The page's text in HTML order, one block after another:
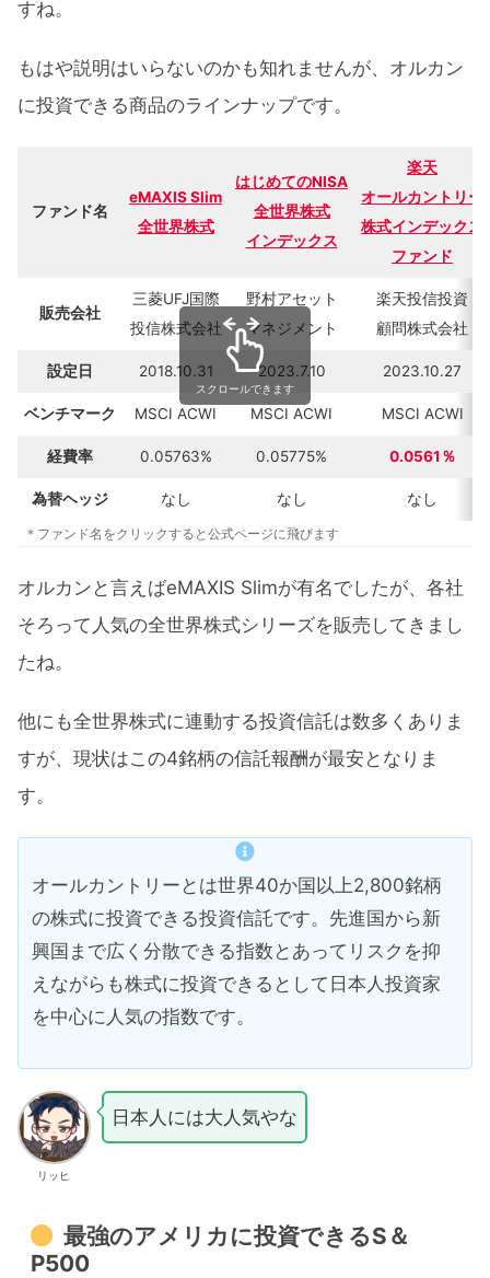
すね。
もはや説明はいらないのかも知れませんが、オルカン
に投資できる商品のラインナップです。
ファンド名
eMAXIS Slim
全世界株式
はじめてのNISA
全世界株式
インデックス
楽天
オールカントリー
株式インデックス
ファンド
販売会社
三菱UFJ国際
投信株式会社
野村アセット
マネジメント
楽天投信投資
顧問株式会社
設定日 2018.10.31 2023.7.10 2023.10.27
ベンチマーク MSCI ACWI MSCI ACWI MSCI ACWI
経費率 0.05763% 0.05775% 0.0561％
為替ヘッジ なし なし なし
スクロールできます
＊ファンド名をクリックすると公式ページに飛びます
オルカンと言えばeMAXIS Slimが有名でしたが、各社
そろって人気の全世界株式シリーズを販売してきまし
たね。
他にも全世界株式に連動する投資信託は数多くありま
すが、現状はこの4銘柄の信託報酬が最安となりま
す。
オールカントリーとは世界40か国以上2,800銘柄
の株式に投資できる投資信託です。先進国から新
興国まで広く分散できる指数とあってリスクを抑
えながらも株式に投資できるとして日本人投資家
を中心に人気の指数です。
リッヒ
日本人には大人気やな
最強のアメリカに投資できるS＆
P500